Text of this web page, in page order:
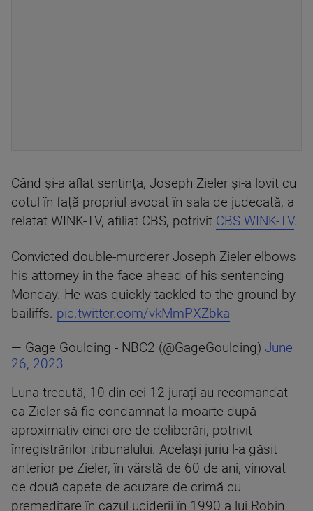
Când și-a aflat sentința, Joseph Zieler și-a lovit cu
cotul în față propriul avocat în sala de judecată, a
relatat WINK-TV, afiliat CBS, potrivit CBS WINK-TV.
Convicted double-murderer Joseph Zieler elbows
his attorney in the face ahead of his sentencing
Monday. He was quickly tackled to the ground by
bailiffs. pic.twitter.com/vkMmPXZbka
— Gage Goulding - NBC2 (@GageGoulding) June
26, 2023
Luna trecută, 10 din cei 12 jurați au recomandat
ca Zieler să fie condamnat la moarte după
aproximativ cinci ore de deliberări, potrivit
înregistrărilor tribunalului. Același juriu l-a găsit
anterior pe Zieler, în vârstă de 60 de ani, vinovat
de două capete de acuzare de crimă cu
premeditare în cazul uciderii în 1990 a lui Robin